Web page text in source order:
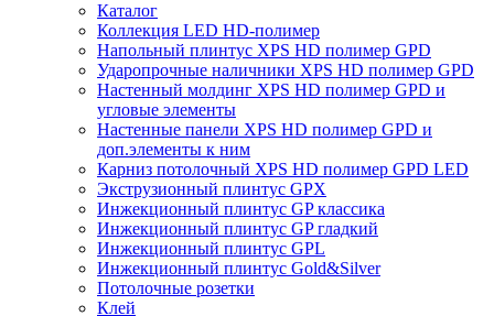
Каталог
Коллекция LED HD-полимер
Напольный плинтус XPS HD полимер GPD
Ударопрочные наличники XPS HD полимер GPD
Настенный молдинг XPS HD полимер GPD и
угловые элементы
Настенные панели XPS HD полимер GPD и
доп.элементы к ним
Карниз потолочный XPS HD полимер GPD LED
Экструзионный плинтус GPX
Инжекционный плинтус GP классика
Инжекционный плинтус GP гладкий
Инжекционный плинтус GPL
Инжекционный плинтус Gold&Silver
Потолочные розетки
Клей